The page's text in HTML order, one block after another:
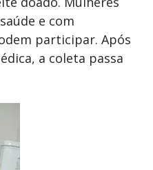
e com
participar. Após
a coleta passa